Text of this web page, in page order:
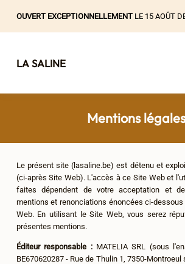
OUVERT EXCEPTIONNELLEMENTLE 15 AOÛT
LA SALINE
Mentions légales
Le présent site (lasaline.be) est détenu et
(ci-après Site Web). L'accès à ce Site Web et
faites dépendent de votre acceptation et
mentions et renonciations énoncées ci-
Web. En utilisant le Site Web, vous serez
présentes mentions.
Éditeur responsable :MATELIA SRL (sous
BE670620287 - Rue de Thulin 1, 7350-Montroeul